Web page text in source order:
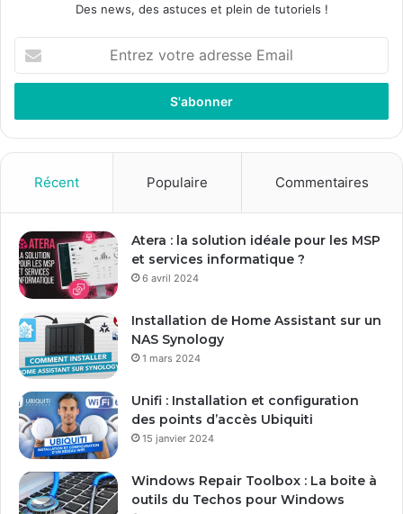
Des news, des astuces et plein de tutoriels !
t
e
z
r
e
a
d
s
e
m
a
Récent Populaire Commentaires
Atera : la solution idéale pour les MSP
et services informatique ?
6 avril 2024
Installation de Home Assistant sur un
NAS Synology
1 mars 2024
Unifi : Installation et configuration
des points d’accès Ubiquiti
15 janvier 2024
Windows Repair Toolbox : La boite à
outils du Techos pour Windows